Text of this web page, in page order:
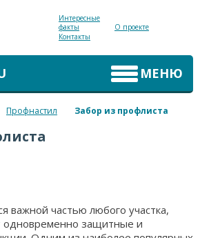
Интересные
факты
О проекте
Контакты
МЕНЮ
Профнастил Забор из профлиста
важной частью любого участка,
одновременно защитные и